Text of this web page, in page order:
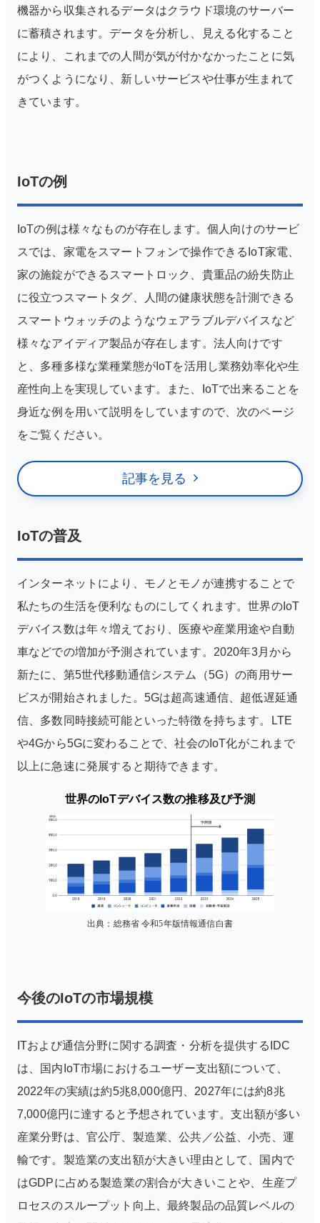
機器から収集されるデータはクラウド環境のサーバー
に蓄積されます。データを分析し、見える化すること
により、これまでの人間が気が付かなかったことに気
がつくようになり、新しいサービスや仕事が生まれて
きています。
IoTの例
IoTの例は様々なものが存在します。個人向けのサービ
スでは、家電をスマートフォンで操作できるIoT家電、
家の施錠ができるスマートロック、貴重品の紛失防止
に役立つスマートタグ、人間の健康状態を計測できる
スマートウォッチのようなウェアラブルデバイスなど
様々なアイディア製品が存在します。法人向けです
と、多種多様な業種業態がIoTを活用し業務効率化や生
産性向上を実現しています。また、IoTで出来ることを
身近な例を用いて説明をしていますので、次のページ
をご覧ください。
記事を見る
IoTの普及
インターネットにより、モノとモノが連携することで
私たちの生活を便利なものにしてくれます。世界のIoT
デバイス数は年々増えており、医療や産業用途や自動
車などでの増加が予測されています。2020年3月から
新たに、第5世代移動通信システム（5G）の商用サー
ビスが開始されました。5Gは超高速通信、超低遅延通
信、多数同時接続可能といった特徴を持ちます。LTE
や4Gから5Gに変わることで、社会のIoT化がこれまで
以上に急速に発展すると期待できます。
世界のIoTデバイス数の推移及び予測
出典：総務省 令和5年版情報通信白書
今後のIoTの市場規模
ITおよび通信分野に関する調査・分析を提供するIDC
は、国内IoT市場におけるユーザー支出額について、
2022年の実績は約5兆8,000億円、2027年には約8兆
7,000億円に達すると予想されています。支出額が多い
産業分野は、官公庁、製造業、公共／公益、小売、運
輸です。製造業の支出額が大きい理由として、国内で
はGDPに占める製造業の割合が大きいことや、生産プ
ロセスのスループット向上、最終製品の品質レベルの